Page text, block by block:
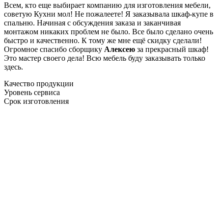
Всем, кто еще выбирает компанию для изготовления мебели,
советую Кухни мол! Не пожалеете! Я заказывала шкаф-купе в
спальню. Начиная с обсуждения заказа и заканчивая
монтажом никаких проблем не было. Все было сделано очень
быстро и качественно. К тому же мне ещё скидку сделали!
Огромное спасибо сборщику Алексею за прекрасный шкаф!
Это мастер своего дела! Всю мебель буду заказывать только
здесь.
Качество продукции
Уровень сервиса
Срок изготовления